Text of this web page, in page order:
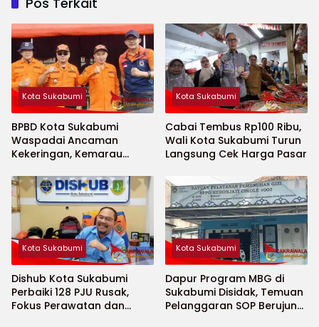
Kota Sukabumi
BPBD Kota Sukabumi
Waspadai Ancaman
Kekeringan, Kemarau
Cepat
Kota Sukabumi
Cabai Tembus Rp100 Ribu,
Wali Kota Sukabumi Turun
Langsung Cek Harga Pasar
Kota Sukabumi
Dishub Kota Sukabumi
Perbaiki 128 PJU Rusak,
Fokus Perawatan dan
Kota Sukabumi
Dapur Program MBG di
Sukabumi Disidak, Temuan
Pelanggaran SOP Berujung